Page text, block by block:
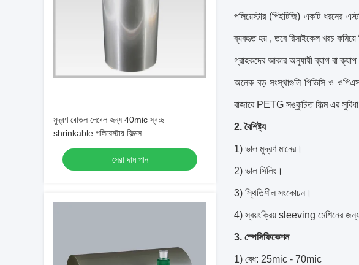
মুদ্রণ বোতল লেবেল জন্য 40mic স্বচ্ছ
shrinkable পলিয়েস্টার ফিল্মস
সেরা দাম পান
পলিয়েস্টার (পিইটিজি) একটি ধরনের
ব্যবহৃত হয় , তবে রিসাইকেল খরচ
গ্রাহকদের আকার অনুযায়ী ব্যাগ বা ক্যাপ
অনেক বড় সংস্থাগুলি পিভিসি ও
বাজারে PETG সঙ্কুচিত ফিল্ম এর
2. বৈশিষ্ট্য
1) ভাল মুদ্রণ মানের।
2) ভাল সিলিং।
3) স্থিতিশীল সংকোচন।
4) স্বয়ংক্রিয় sleeving মেশিনের
3. স্পেসিফিকেশন
1) বেধ: 25mic - 70mic